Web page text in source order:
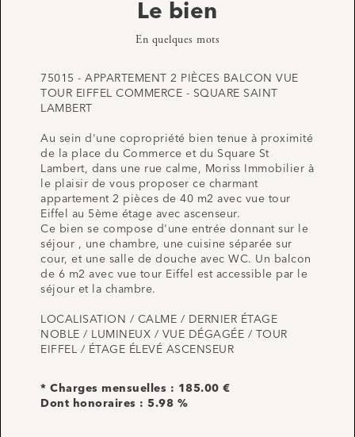
Le bien
En quelques mots
75015 - APPARTEMENT 2 PIÈCES BALCON VUE
TOUR EIFFEL COMMERCE - SQUARE SAINT
LAMBERT
Au sein d'une copropriété bien tenue à proximité
de la place du Commerce et du Square St
Lambert, dans une rue calme, Moriss Immobilier à
le plaisir de vous proposer ce charmant
appartement 2 pièces de 40 m2 avec vue tour
Eiffel au 5ème étage avec ascenseur.
Ce bien se compose d'une entrée donnant sur le
séjour , une chambre, une cuisine séparée sur
cour, et une salle de douche avec WC. Un balcon
de 6 m2 avec vue tour Eiffel est accessible par le
séjour et la chambre.
LOCALISATION / CALME / DERNIER ÉTAGE
NOBLE / LUMINEUX / VUE DÉGAGÉE / TOUR
EIFFEL / ÉTAGE ÉLEVÉ ASCENSEUR
* Charges mensuelles : 185.00 €
Dont honoraires : 5.98 %